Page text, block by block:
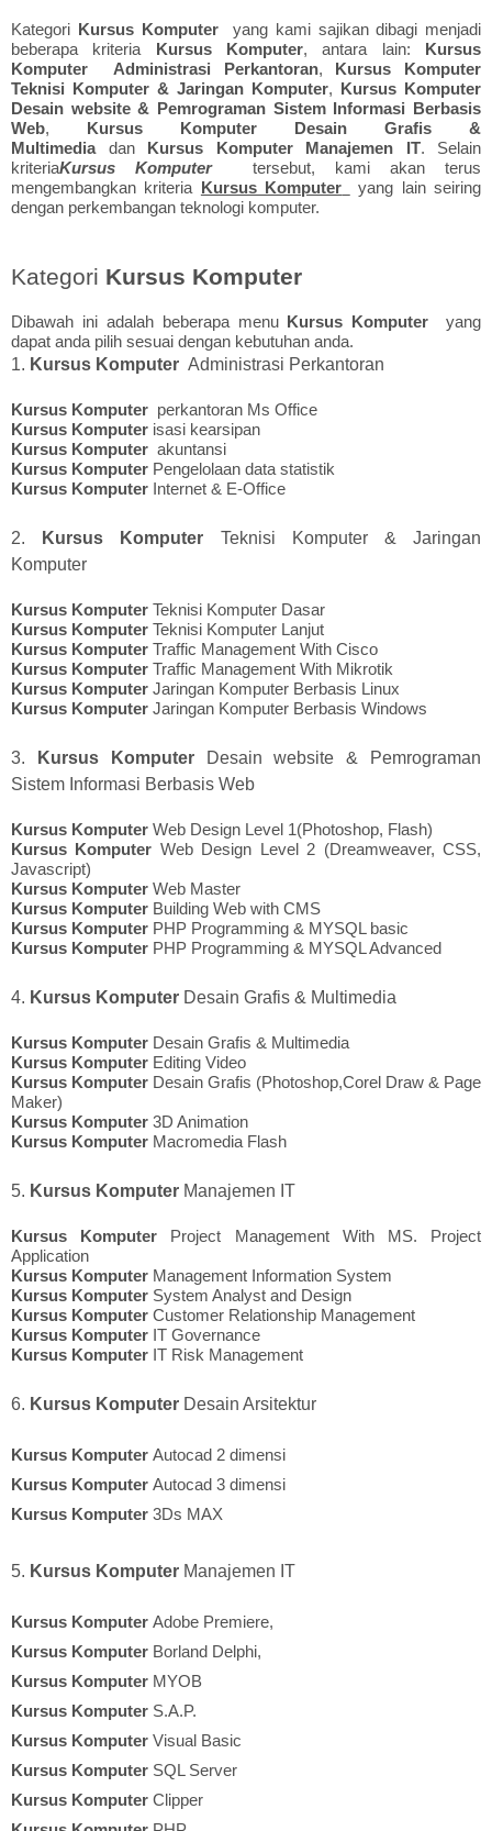
Kategori Kursus Komputer
yang kami sajikan dibagi menjadi
beberapa kriteria Kursus Komputer, antara lain: Kursus
Komputer Administrasi Perkantoran, Kursus Komputer
Teknisi Komputer & Jaringan Komputer, Kursus Komputer
Desain website & Pemrograman Sistem Informasi Berbasis
Web, Kursus Komputer Desain Grafis &
Multimediadan Kursus Komputer Manajemen IT. Selain
kriteriaKursus Komputer
tersebut, kami akan terus
mengembangkan kriteria Kursus Komputer
yang lain seiring
dengan perkembangan teknologi komputer.
Kategori Kursus Komputer
Dibawah ini adalah beberapa menu Kursus Komputer
yang
dapat anda pilih sesuai dengan kebutuhan anda.
1. Kursus Komputer Administrasi Perkantoran
Kursus Komputer perkantoran Ms Office
Kursus Komputer isasi kearsipan
Kursus Komputer akuntansi
Kursus Komputer Pengelolaan data statistik
Kursus Komputer Internet & E-Office
2. Kursus Komputer Teknisi Komputer & Jaringan
Komputer
Kursus Komputer Teknisi Komputer Dasar
Kursus Komputer Teknisi Komputer Lanjut
Kursus Komputer Traffic Management With Cisco
Kursus Komputer Traffic Management With Mikrotik
Kursus Komputer Jaringan Komputer Berbasis Linux
Kursus Komputer Jaringan Komputer Berbasis Windows
3. Kursus KomputerDesain website & Pemrograman
Sistem Informasi Berbasis Web
Kursus Komputer Web Design Level 1(Photoshop, Flash)
Kursus Komputer Web Design Level 2 (Dreamweaver, CSS,
Javascript)
Kursus Komputer Web Master
Kursus Komputer Building Web with CMS
Kursus Komputer PHP Programming & MYSQL basic
Kursus Komputer PHP Programming & MYSQL Advanced
4. Kursus Komputer Desain Grafis & Multimedia
Kursus Komputer Desain Grafis & Multimedia
Kursus Komputer Editing Video
Kursus Komputer Desain Grafis (Photoshop,Corel Draw & Page
Maker)
Kursus Komputer 3D Animation
Kursus Komputer Macromedia Flash
5. Kursus Komputer Manajemen IT
Kursus Komputer Project Management With MS. Project
Application
Kursus Komputer Management Information System
Kursus Komputer System Analyst and Design
Kursus Komputer Customer Relationship Management
Kursus Komputer IT Governance
Kursus Komputer IT Risk Management
6. Kursus Komputer Desain Arsitektur
Kursus Komputer Autocad 2 dimensi
Kursus Komputer Autocad 3 dimensi
Kursus Komputer 3Ds MAX
5. Kursus Komputer Manajemen IT
Kursus Komputer Adobe Premiere,
Kursus Komputer Borland Delphi,
Kursus Komputer MYOB
Kursus Komputer S.A.P.
Kursus Komputer Visual Basic
Kursus Komputer SQL Server
Kursus Komputer Clipper